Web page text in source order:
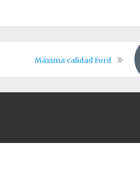
Máxima calidad Ford